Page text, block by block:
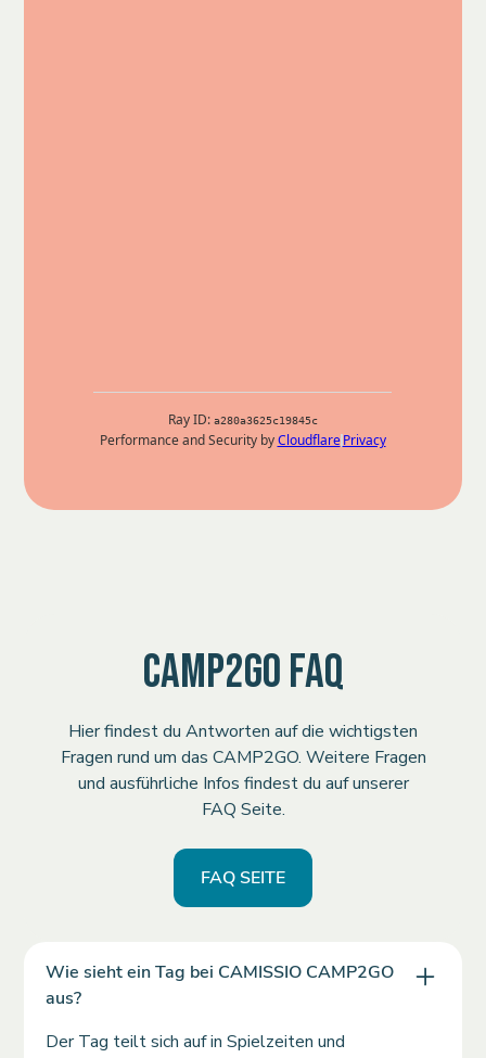
CAMP2GO FAQ
Hier findest du Antworten auf die wichtigsten
Fragen rund um das CAMP2GO. Weitere Fragen
und ausführliche Infos findest du auf unserer
FAQ Seite.
FAQ SEITE
Wie sieht ein Tag bei CAMISSIO CAMP2GO
aus?
Der Tag teilt sich auf in Spielzeiten und